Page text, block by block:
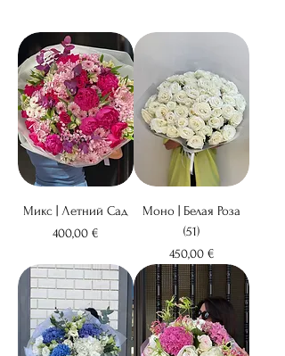
Микс | Летний Сад
Цена
400,00 €
Моно | Белая Роза
(51)
Цена
450,00 €